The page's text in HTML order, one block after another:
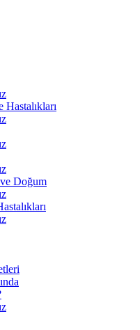
Hastalıkları
ve Doğum